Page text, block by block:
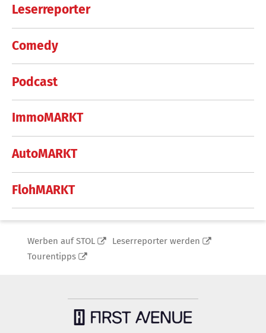
Leserreporter
Comedy
Podcast
ImmoMARKT
AutoMARKT
FlohMARKT
Werben auf STOL
Leserreporter werden
Tourentipps